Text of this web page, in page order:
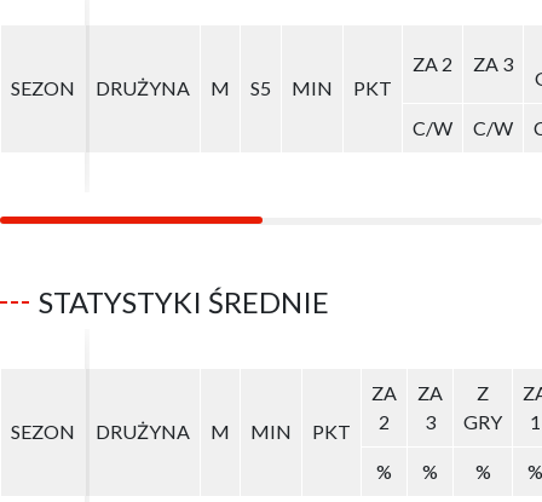
SEZON DRUŻYNA M S5 MIN PKT
ZA 2 ZA 3
C/W C/W
SEZON DRUŻYNA M S5 MIN PKT
ZA 2 ZA 3
C/W C/W
STATYSTYKI ŚREDNIE
SEZON DRUŻYNA M MIN PKT
ZA
2
ZA
3
Z
GRY
1
% % % %
SEZON DRUŻYNA M MIN PKT
ZA
2
ZA
3
Z
GRY
1
% % % %